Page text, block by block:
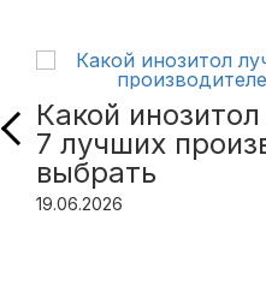
Какой
7 лучших
выбрать
19.06.2026